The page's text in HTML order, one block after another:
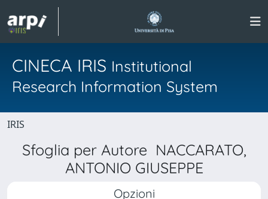
CINECA IRIS Institutional
Research Information System
IRIS
Sfoglia per Autore NACCARATO,
ANTONIO GIUSEPPE
Opzioni